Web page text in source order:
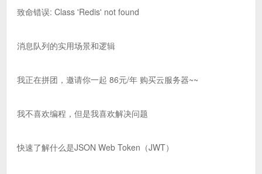
致命错误: Class 'Redis' not found
消息队列的实用场景和逻辑
我正在拼团，邀请你一起 86元/年 购买云服务器~~
我不喜欢编程，但是我喜欢解决问题
快速了解什么是JSON Web Token（JWT）